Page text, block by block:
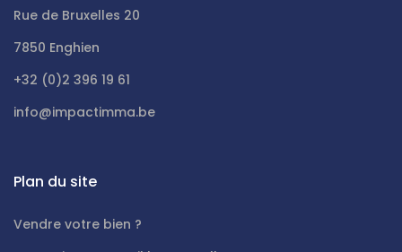
Rue de Bruxelles 20
7850 Enghien
+32 (0)2 396 19 61
info@impactimma.be
Plan du site
Vendre votre bien ?